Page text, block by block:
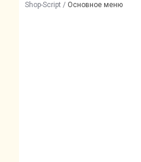
Shop-Script / Основное меню